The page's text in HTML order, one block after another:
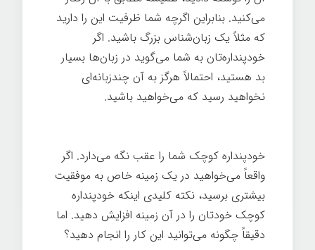
می‌کنید. بنابراین اگرچه شما ظرفیت این را دارید
که مثلاً یک زبان‌شناس بزرگ باشید. اگر
خودپنداره‌تان به شما می‌گوید در زبان‌ها بسیار
بد هستید، احتمالاً هرگز به آن چندزبانه‌ای
نخواهید رسید که می‌خواهید باشید.
خودپنداره کوچک شما را عقب نگه می‌دارد. اگر
واقعاً می‌خواهید در یک زمینه خاص به موفقیت
بیشتری برسید، نکته کلیدی اینکه خودپنداره
کوچک خودتان را در آن زمینه افزایش دهید. اما
دقیقاً چگونه می‌توانید این کار را انجام دهید؟